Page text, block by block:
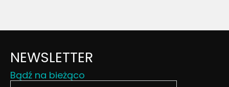
NEWSLETTER
Bądź na bieżąco